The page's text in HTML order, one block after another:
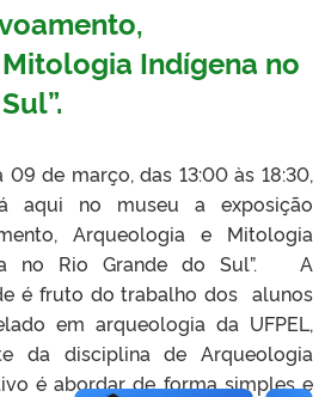
Indígena no
09 de março, das 13:00 às 18:30,
aqui no museu a exposição
Arqueologia e Mitologia
no Rio Grande do Sul”. A
é fruto do trabalho dos alunos
em arqueologia da UFPEL,
da disciplina de Arqueologia
é abordar de forma simples e